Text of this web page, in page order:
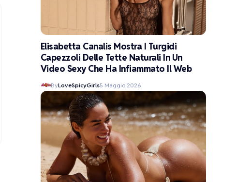
Elisabetta Canalis Mostra I Turgidi
Capezzoli Delle Tette Naturali In Un
Video Sexy Che Ha Infiammato Il Web
ByLoveSpicyGirls5 Maggio 2026